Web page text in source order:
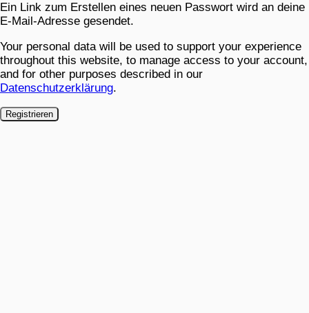
Ein Link zum Erstellen eines neuen Passwort wird an deine
E-Mail-Adresse gesendet.
Your personal data will be used to support your experience
throughout this website, to manage access to your account,
and for other purposes described in our
Datenschutzerklärung.
Registrieren